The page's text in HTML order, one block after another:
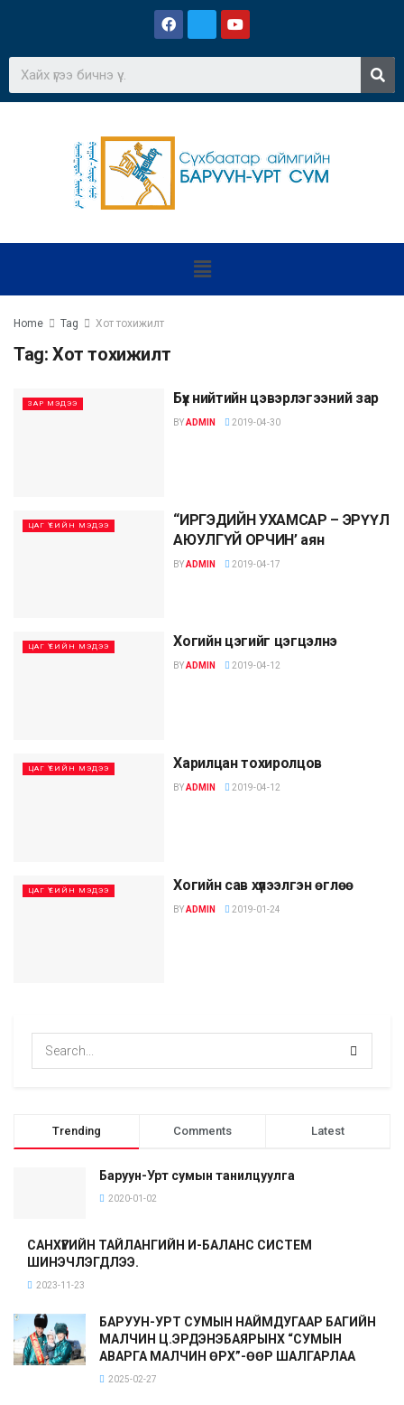
Home Tag Хот тохижилт
Tag: Хот тохижилт
ЗАР МЭДЭЭ Бүх нийтийн цэвэрлэгээний зар
BYADMIN 2019-04-30
ЦАГ ҮЕИЙН МЭДЭЭ
“ИРГЭДИЙН УХАМСАР – ЭРҮҮЛ
АЮУЛГҮЙ ОРЧИН’ аян
BYADMIN 2019-04-17
ЦАГ ҮЕИЙН МЭДЭЭ Хогийн цэгийг цэгцэлнэ
BYADMIN 2019-04-12
ЦАГ ҮЕИЙН МЭДЭЭ Харилцан тохиролцов
BYADMIN 2019-04-12
ЦАГ ҮЕИЙН МЭДЭЭ Хогийн сав хүлээлгэн өглөө
BYADMIN 2019-01-24
Trending Comments Latest
Баруун-Урт сумын танилцуулга
2020-01-02
САНХҮҮГИЙН ТАЙЛАНГИЙН И-БАЛАНС СИСТЕМ
ШИНЭЧЛЭГДЛЭЭ.
2023-11-23
БАРУУН-УРТ СУМЫН НАЙМДУГААР БАГИЙН
МАЛЧИН Ц.ЭРДЭНЭБАЯРЫНХ “СУМЫН
АВАРГА МАЛЧИН ӨРХ”-ӨӨР ШАЛГАРЛАА
2025-02-27